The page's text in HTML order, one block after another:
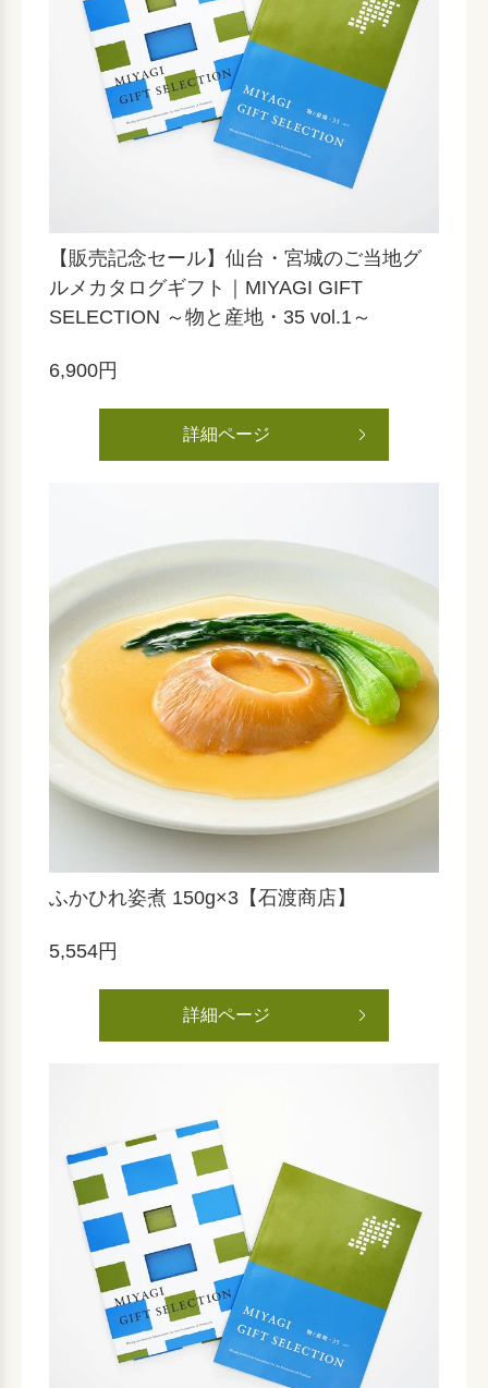
【販売記念セール】仙台・宮城のご当地グ
ルメカタログギフト｜MIYAGI GIFT
SELECTION ～物と産地・35 vol.1～
6,900円
詳細ページ
ふかひれ姿煮 150g×3【石渡商店】
5,554円
詳細ページ